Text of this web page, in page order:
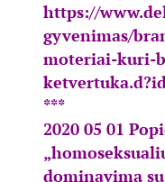
https://
gyvenimas/
moteriai-kuri-
***
2020 05 01
dominavimą